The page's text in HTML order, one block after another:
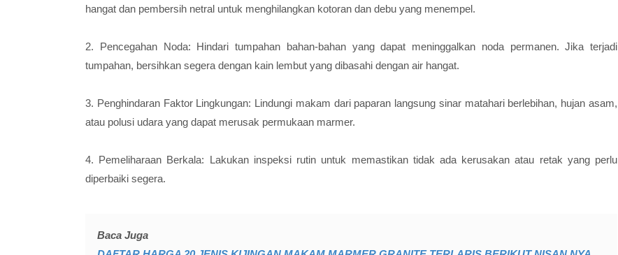
hangat dan pembersih netral untuk menghilangkan kotoran dan debu yang menempel.
2. Pencegahan Noda: Hindari tumpahan bahan-bahan yang dapat meninggalkan noda permanen. Jika terjadi
tumpahan, bersihkan segera dengan kain lembut yang dibasahi dengan air hangat.
3. Penghindaran Faktor Lingkungan: Lindungi makam dari paparan langsung sinar matahari berlebihan, hujan asam,
atau polusi udara yang dapat merusak permukaan marmer.
4. Pemeliharaan Berkala: Lakukan inspeksi rutin untuk memastikan tidak ada kerusakan atau retak yang perlu
diperbaiki segera.
Baca Juga